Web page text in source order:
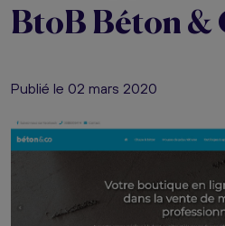
BtoB Béton &
Publié le 02 mars 2020